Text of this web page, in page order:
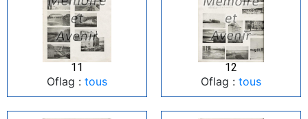
11
Oflag : tous
12
Oflag : tous